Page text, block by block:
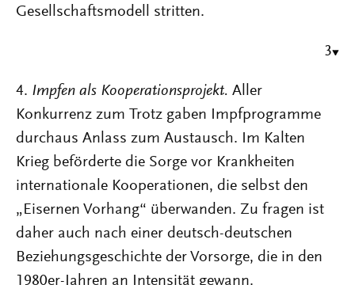
Gesellschaftsmodell stritten.
3
4. Impfen als Kooperationsprojekt. Aller
Konkurrenz zum Trotz gaben Impfprogramme
durchaus Anlass zum Austausch. Im Kalten
Krieg beförderte die Sorge vor Krankheiten
internationale Kooperationen, die selbst den
„Eisernen Vorhang“ überwanden. Zu fragen ist
daher auch nach einer deutsch-deutschen
Beziehungsgeschichte der Vorsorge, die in den
1980er-Jahren an Intensität gewann.